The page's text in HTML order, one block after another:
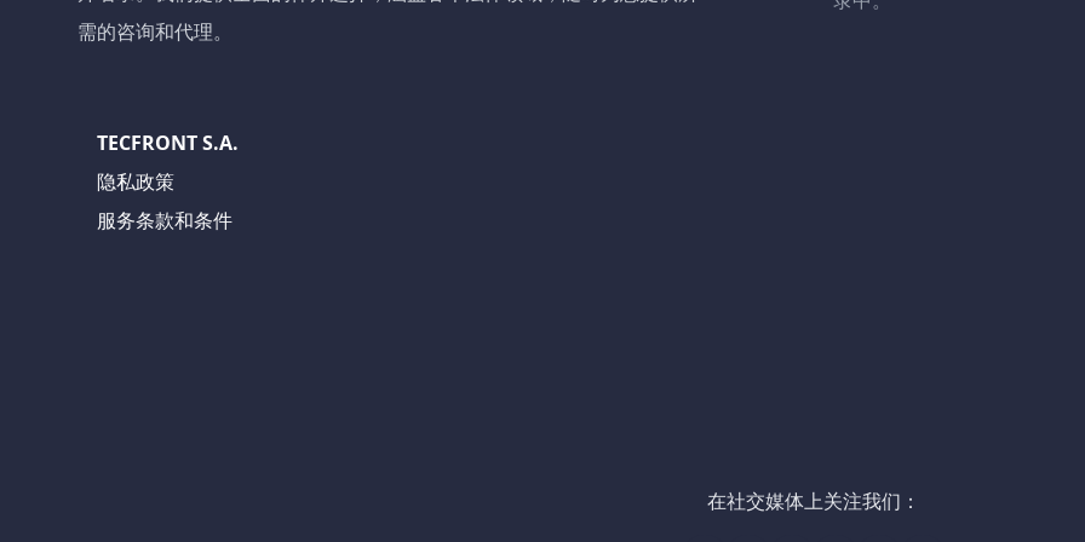
需的咨询和代理。
TECFRONT S.A.
隐私政策
服务条款和条件
在社交媒体上关注我们：